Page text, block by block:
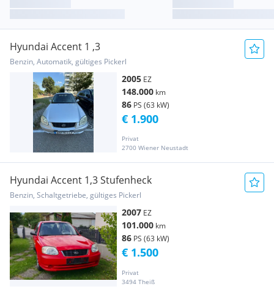
Hyundai Accent 1 ,3
Benzin, Automatik, gültiges Pickerl
2005 EZ
148.000 km
86 PS (63 kW)
Privat
2700 Wiener Neustadt
€ 1.900
Hyundai Accent 1,3 Stufenheck
Benzin, Schaltgetriebe, gültiges Pickerl
2007 EZ
101.000 km
86 PS (63 kW)
Privat
3494 Theiß
€ 1.500